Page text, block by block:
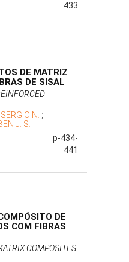
433
DE MATRIZ
DE SISAL
N. ;
J. S.
p-434-
441
DE
COM FIBRAS
COMPOSITES